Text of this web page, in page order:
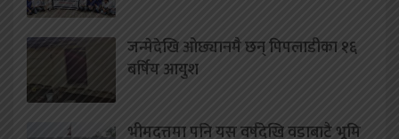
जन्मेदेखि ओछ्यानमै छन् पिपलाडीका १६
बर्षिय आयुश
भीमदत्तमा पनि यस वर्षदेखि वडाबाटै भूमि